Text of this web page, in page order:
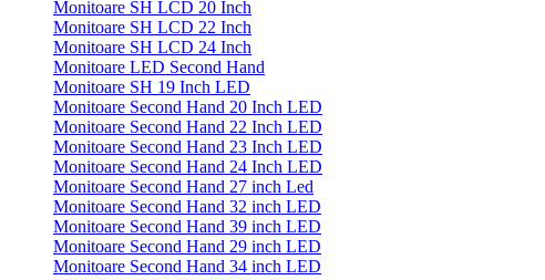
Monitoare SH LCD 20 Inch
Monitoare SH LCD 22 Inch
Monitoare SH LCD 24 Inch
Monitoare LED Second Hand
Monitoare SH 19 Inch LED
Monitoare Second Hand 20 Inch LED
Monitoare Second Hand 22 Inch LED
Monitoare Second Hand 23 Inch LED
Monitoare Second Hand 24 Inch LED
Monitoare Second Hand 27 inch Led
Monitoare Second Hand 32 inch LED
Monitoare Second Hand 39 inch LED
Monitoare Second Hand 29 inch LED
Monitoare Second Hand 34 inch LED